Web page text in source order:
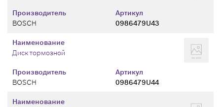
Производитель
BOSCH
Артикул
0986479U43
Производитель
BOSCH
Артикул
0986479U44
Наименование
Диск тормозной
Наименование